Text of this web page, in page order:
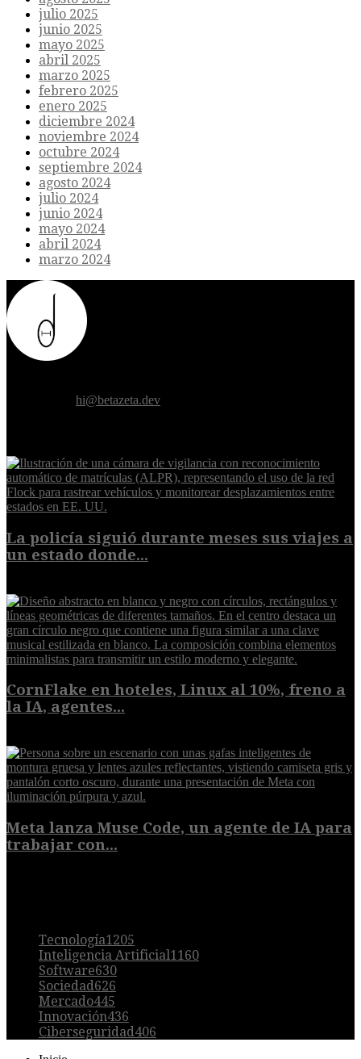
julio 2025
junio 2025
mayo 2025
abril 2025
marzo 2025
febrero 2025
enero 2025
diciembre 2024
noviembre 2024
octubre 2024
septiembre 2024
agosto 2024
julio 2024
junio 2024
mayo 2024
abril 2024
marzo 2024
hi@betazeta.dev
La policía siguió durante meses sus viajes a
un estado donde...
CornFlake en hoteles, Linux al 10%, freno a
la IA, agentes...
Meta lanza Muse Code, un agente de IA para
trabajar con...
Tecnología1205
Inteligencia Artificial1160
Software630
Sociedad626
Mercado445
Innovación436
Ciberseguridad406